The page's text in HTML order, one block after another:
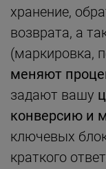
хранение,
возврата, а
(маркировка,
меняют
задают вашу
конверсию и
ключевых
краткого